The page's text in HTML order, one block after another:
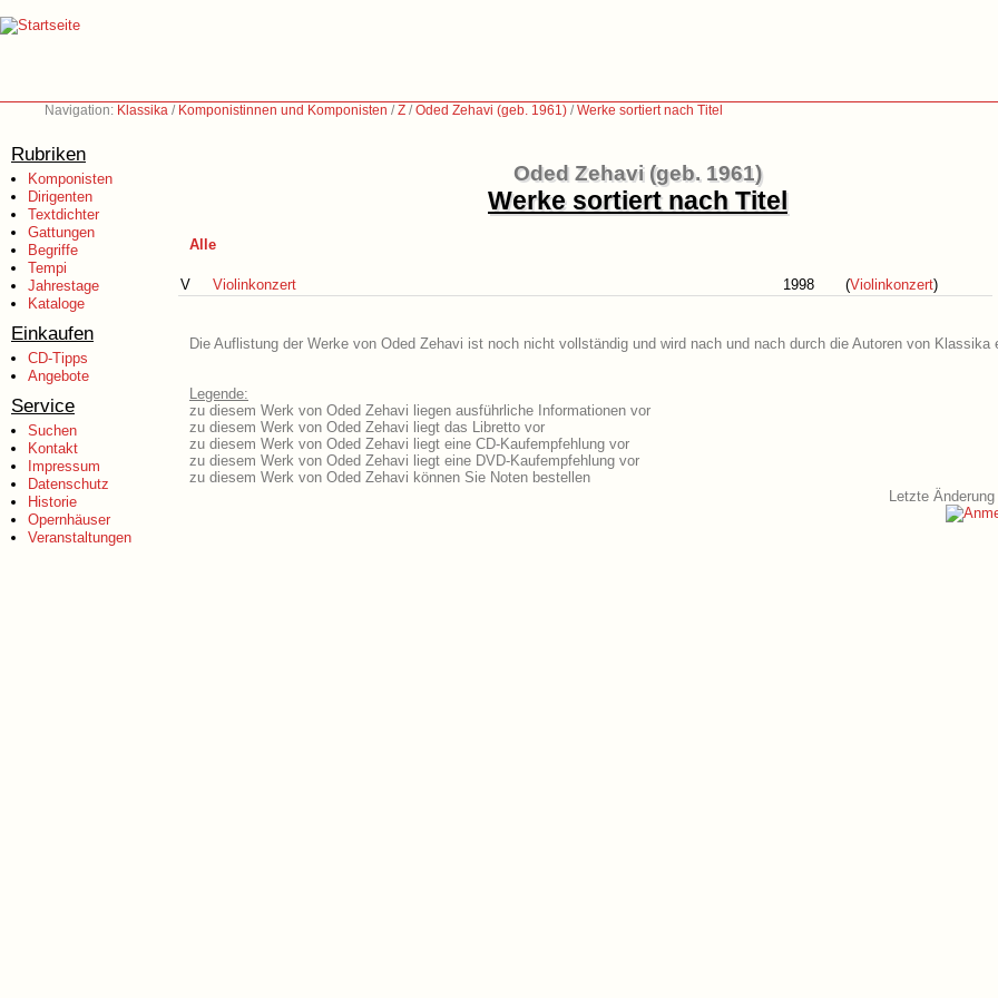
Navigation: Klassika / Komponistinnen und Komponisten /Z /Oded Zehavi (geb. 1961) /Werke sortiert nach Titel
Rubriken
Komponisten
Dirigenten
Textdichter
Gattungen
Begriffe
Tempi
Jahrestage
Kataloge
Einkaufen
CD-Tipps
Angebote
Service
Suchen
Kontakt
Impressum
Datenschutz
Historie
Opernhäuser
Veranstaltungen
Oded Zehavi (geb. 1961)
Werke sortiert nach Titel
Alle
V Violinkonzert 1998 (Violinkonzert)
Die Auflistung der Werke von Oded Zehavi ist noch nicht vollständig und wird nach und nach durch die Autoren von Klassika
Legende:
zu diesem Werk von Oded Zehavi liegen ausführliche Informationen vor
zu diesem Werk von Oded Zehavi liegt das Libretto vor
zu diesem Werk von Oded Zehavi liegt eine CD-Kaufempfehlung vor
zu diesem Werk von Oded Zehavi liegt eine DVD-Kaufempfehlung vor
zu diesem Werk von Oded Zehavi können Sie Noten bestellen
Letzte